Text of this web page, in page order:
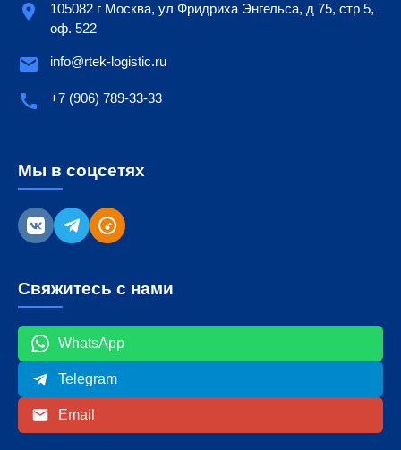
105082 г Москва, ул Фридриха Энгельса, д 75, стр 5,
оф. 522
info@rtek-logistic.ru
+7 (906) 789-33-33
Мы в соцсетях
Свяжитесь с нами
WhatsApp
Telegram
Email